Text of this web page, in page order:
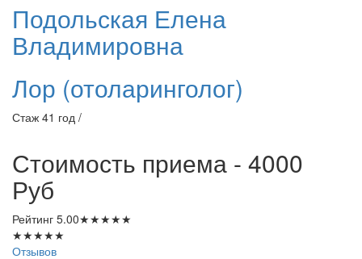
Подольская Елена
Владимировна
Лор (отоларинголог)
Стаж 41 год /
Стоимость приема - 4000
Руб
Рейтинг 5.00★★★★★
★★★★★
Отзывов